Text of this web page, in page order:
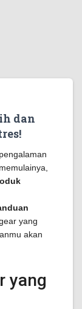
dan
yang
akan
yang